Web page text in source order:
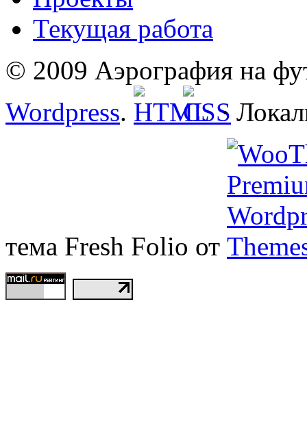
Текущая работа
© 2009 Аэрография на
Wordpress. ·
тема Fresh Folio от